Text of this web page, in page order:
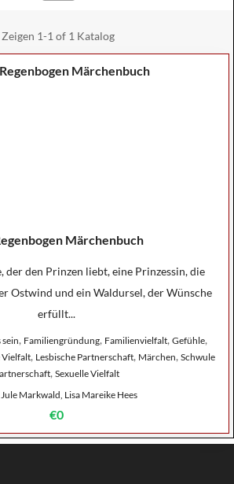
Zeigen 1-1 of 1 Katalog
Märchenbuch
der den Prinzen liebt, eine Prinzessin, die
Ostwind und ein Waldursel, der Wünsche
erfüllt...
, Familiengründung, Familienvielfalt, Gefühle,
Vielfalt, Lesbische Partnerschaft, Märchen, Schwule
, Sexuelle Vielfalt
Jule Markwald, Lisa Mareike Hees
€0